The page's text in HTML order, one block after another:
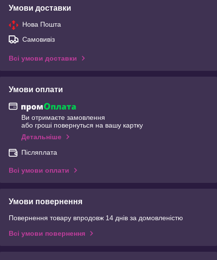
Умови доставки
Нова Пошта
Самовивіз
Всі умови доставки
Умови оплати
Ви отримаєте замовлення
або гроші повернуться на вашу картку
Детальніше
Післяплата
Всі умови оплати
Умови повернення
Повернення товару впродовж 14 днів за домовленістю
Всі умови повернення